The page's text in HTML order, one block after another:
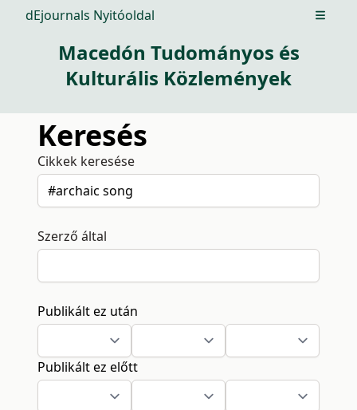
dEjournals Nyitóoldal Open
Macedón Tudományos és
Kulturális Közlemények
Keresés
Cikkek keresése
Szerző által
Publikált ez után
Publikált ez előtt